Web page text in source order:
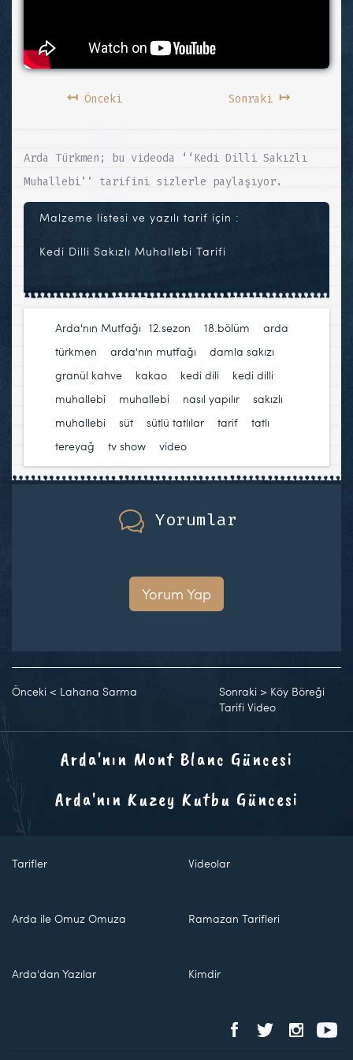
↤Önceki Sonraki ↦
Arda Türkmen; bu videoda ‘‘Kedi Dilli Sakızlı
Muhallebi’’ tarifini sizlerle paylaşıyor.
Malzeme listesi ve yazılı tarif için :
Kedi Dilli Sakızlı Muhallebi Tarifi
Arda'nın Mutfağı 12.sezon 18.bölüm
arda
türkmen
arda'nın mutfağı damla sakızı
granül kahve
kakao kedi dili
kedi dilli
muhallebi
muhallebi nasıl yapılır
sakızlı
muhallebi
süt sütlü tatlılar tarif tatlı
tereyağ
tv show video
Yorumlar
Yorum Yap
Önceki < Lahana Sarma Sonraki > Köy Böreği
Tarifi Video
Arda'nın Mont Blanc Güncesi
Arda'nın Kuzey Kutbu Güncesi
Tarifler Videolar
Arda ile Omuz Omuza Ramazan Tarifleri
Arda'dan Yazılar Kimdir